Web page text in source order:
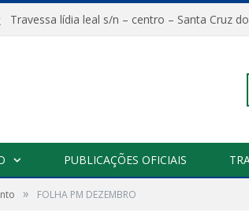
Travessa lídia leal s/n – centro – Santa
PUBLICAÇÕES OFICIAIS
» FOLHA PM DEZEMBRO